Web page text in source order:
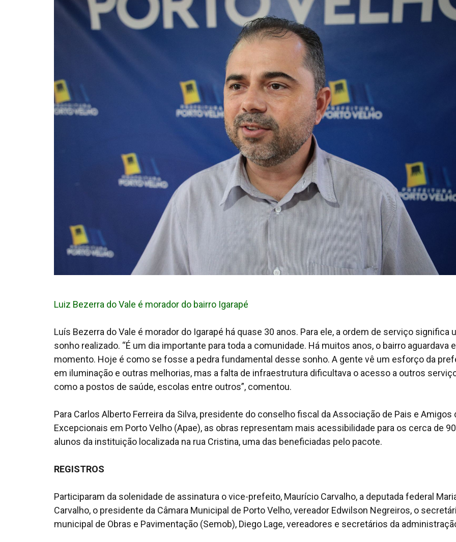
Luiz Bezerra do Vale é morador do bairro Igarapé
Luís Bezerra do Vale é morador do Igarapé há quase 30 anos. Para ele, a ordem de serviço significa
sonho realizado. “É um dia importante para toda a comunidade. Há muitos anos, o bairro aguardava
momento. Hoje é como se fosse a pedra fundamental desse sonho. A gente vê um esforço da
em iluminação e outras melhorias, mas a falta de infraestrutura dificultava o acesso a outros
como a postos de saúde, escolas entre outros”, comentou.
Para Carlos Alberto Ferreira da Silva, presidente do conselho fiscal da Associação de Pais e Amigos
Excepcionais em Porto Velho (Apae), as obras representam mais acessibilidade para os cerca de 90
alunos da instituição localizada na rua Cristina, uma das beneficiadas pelo pacote.
REGISTROS
Participaram da solenidade de assinatura o vice-prefeito, Maurício Carvalho, a deputada federal
Carvalho, o presidente da Câmara Municipal de Porto Velho, vereador Edwilson Negreiros, o
municipal de Obras e Pavimentação (Semob), Diego Lage, vereadores e secretários da